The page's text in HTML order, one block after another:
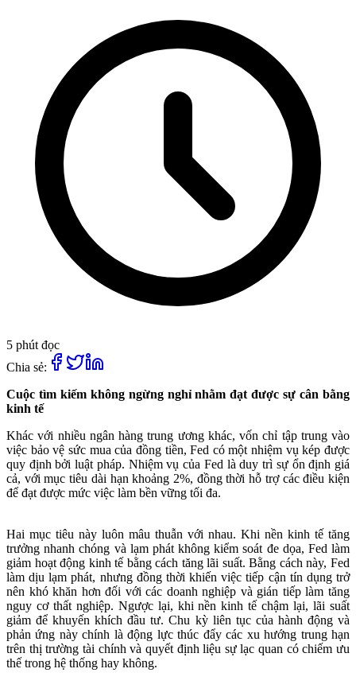
5 phút đọc
Chia sẻ:
Cuộc tìm kiếm không ngừng nghỉ nhằm đạt được sự cân bằng
kinh tế
Khác với nhiều ngân hàng trung ương khác, vốn chỉ tập trung vào
việc bảo vệ sức mua của đồng tiền, Fed có một nhiệm vụ kép được
quy định bởi luật pháp. Nhiệm vụ của Fed là duy trì sự ổn định giá
cả, với mục tiêu dài hạn khoảng 2%, đồng thời hỗ trợ các điều kiện
để đạt được mức việc làm bền vững tối đa.
Hai mục tiêu này luôn mâu thuẫn với nhau. Khi nền kinh tế tăng
trưởng nhanh chóng và lạm phát không kiểm soát đe dọa, Fed làm
giảm hoạt động kinh tế bằng cách tăng lãi suất. Bằng cách này, Fed
làm dịu lạm phát, nhưng đồng thời khiến việc tiếp cận tín dụng trở
nên khó khăn hơn đối với các doanh nghiệp và gián tiếp làm tăng
nguy cơ thất nghiệp. Ngược lại, khi nền kinh tế chậm lại, lãi suất
giảm để khuyến khích đầu tư. Chu kỳ liên tục của hành động và
phản ứng này chính là động lực thúc đẩy các xu hướng trung hạn
trên thị trường tài chính và quyết định liệu sự lạc quan có chiếm ưu
thế trong hệ thống hay không.